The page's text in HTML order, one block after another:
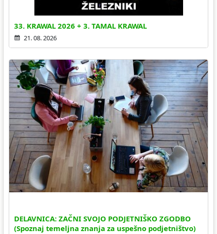
33. KRAWAL 2026 + 3. TAMAL KRAWAL
21. 08. 2026
DELAVNICA: ZAČNI SVOJO PODJETNIŠKO ZGODBO
(Spoznaj temeljna znanja za uspešno podjetništvo)